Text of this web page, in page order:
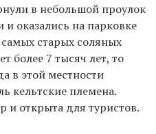
в небольшой проулок
оказались на парковке
старых соляных
более 7 тысяч лет, то
в этой местности
кельтские племена.
и открыта для туристов.